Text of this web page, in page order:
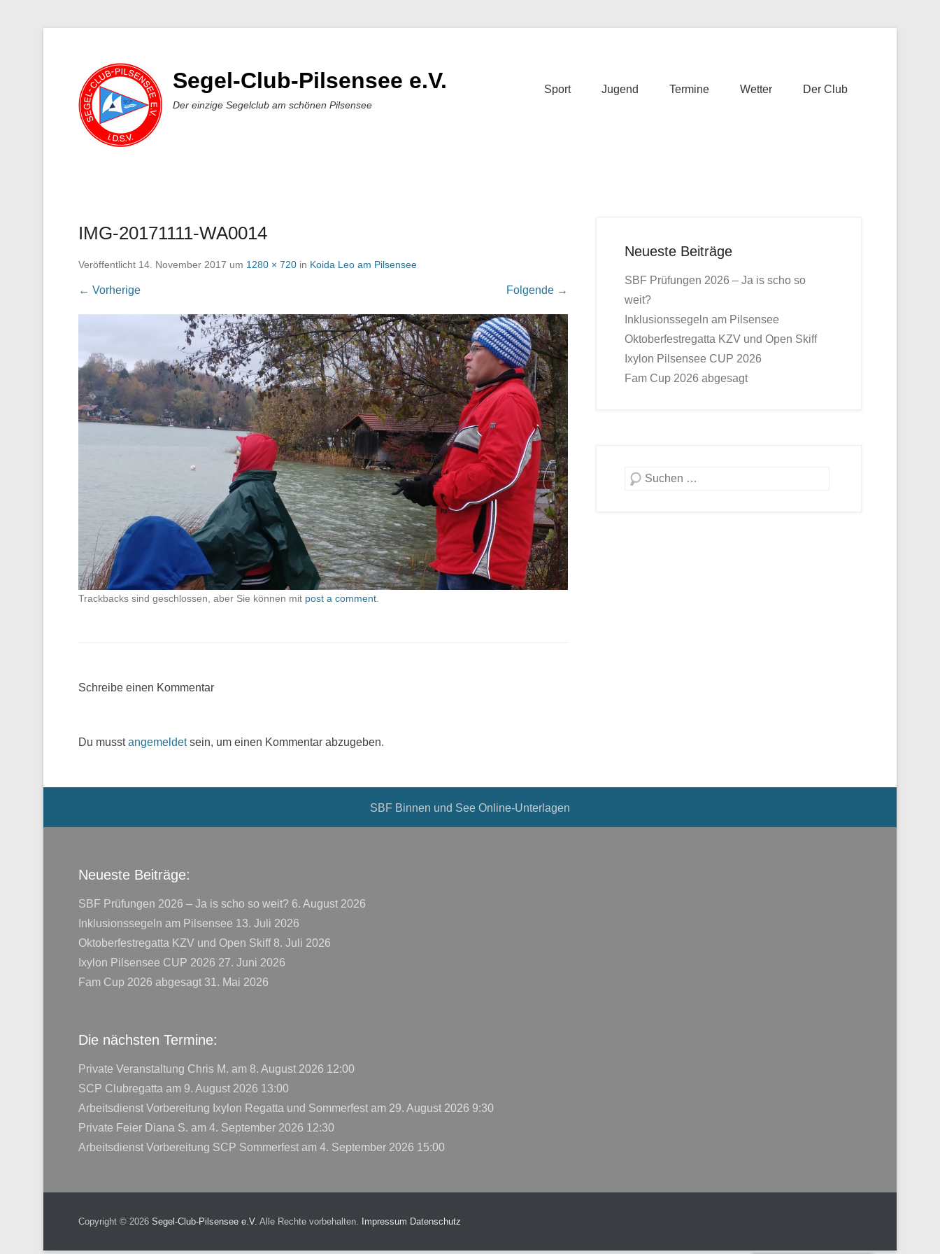
Segel-Club-Pilsensee e.V.
Der einzige Segelclub am schönen Pilsensee
Sport Jugend Termine Wetter Der Club
IMG-20171111-WA0014
Veröffentlicht 14. November 2017 um 1280 × 720 in Koida Leo am Pilsensee
← Vorherige Folgende →
Trackbacks sind geschlossen, aber Sie können mit post a comment
Schreibe einen Kommentar
Du musstangemeldetsein, um einen Kommentar abzugeben.
Neueste Beiträge
SBF Prüfungen 2026 – Ja is scho so
weit?
Inklusionssegeln am Pilsensee
Oktoberfestregatta KZV und Open Skiff
Ixylon Pilsensee CUP 2026
Fam Cup 2026 abgesagt
Suche
SBF Binnen und See Online-Unterlagen
Neueste Beiträge:
SBF Prüfungen 2026 – Ja is scho so weit? 6. August 2026
Inklusionssegeln am Pilsensee 13. Juli 2026
Oktoberfestregatta KZV und Open Skiff 8. Juli 2026
Ixylon Pilsensee CUP 2026 27. Juni 2026
Fam Cup 2026 abgesagt 31. Mai 2026
Die nächsten Termine:
Private Veranstaltung Chris M. am 8. August 2026 12:00
SCP Clubregatta am 9. August 2026 13:00
Arbeitsdienst Vorbereitung Ixylon Regatta und Sommerfest am 29. August 2026 9:30
Private Feier Diana S. am 4. September 2026 12:30
Arbeitsdienst Vorbereitung SCP Sommerfest am 4. September 2026 15:00
Copyright © 2026 Segel-Club-Pilsensee e.V. Alle Rechte vorbehalten. Impressum Datenschutz